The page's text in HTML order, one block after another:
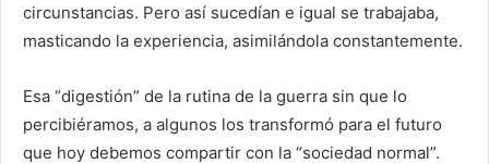
circunstancias. Pero así sucedían e igual se trabajaba,
masticando la experiencia, asimilándola constantemente.
Esa “digestión” de la rutina de la guerra sin que lo
percibiéramos, a algunos los transformó para el futuro
que hoy debemos compartir con la “sociedad normal”.